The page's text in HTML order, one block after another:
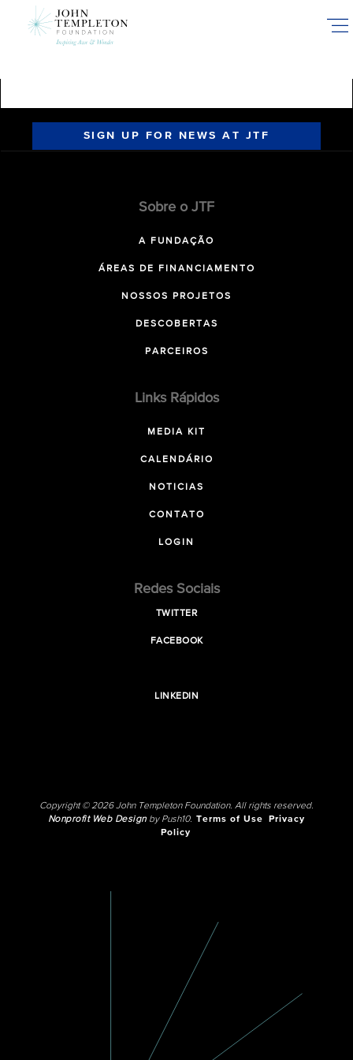
SIGN UP FOR NEWS AT JTF
Sobre o JTF
A FUNDAÇÃO
ÁREAS DE FINANCIAMENTO
NOSSOS PROJETOS
DESCOBERTAS
PARCEIROS
Links Rápidos
MEDIA KIT
CALENDÁRIO
NOTICIAS
CONTATO
LOGIN
Redes Sociais
TWITTER
FACEBOOK
LINKEDIN
Copyright © 2026 John Templeton Foundation. All rights reserved.
Nonprofit Web Designby Push10. Terms of Use
Privacy
Policy